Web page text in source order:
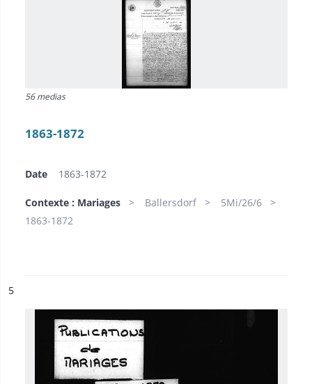
56 medias
1863-1872
Date 1863-1872
Contexte : Mariages Ballersdorf
5Mi/26/6
1863-1872
n°
5